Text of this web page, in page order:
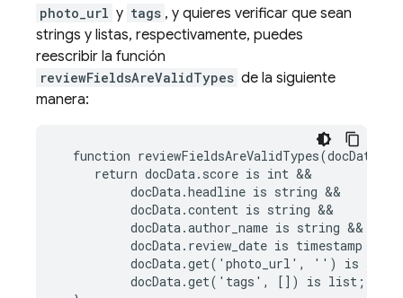
photo_url y tags , y quieres verificar que sean
strings y listas, respectivamente, puedes
reescribir la función
reviewFieldsAreValidTypes de la siguiente
manera:
  function reviewFieldsAreValidTypes(docData) {
     return docData.score is int &&
          docData.headline is string &&
          docData.content is string &&
          docData.author_name is string &&
          docData.review_date is timestamp &&
docData.get('photo_url', '') is
          docData.get('tags', []) is list;